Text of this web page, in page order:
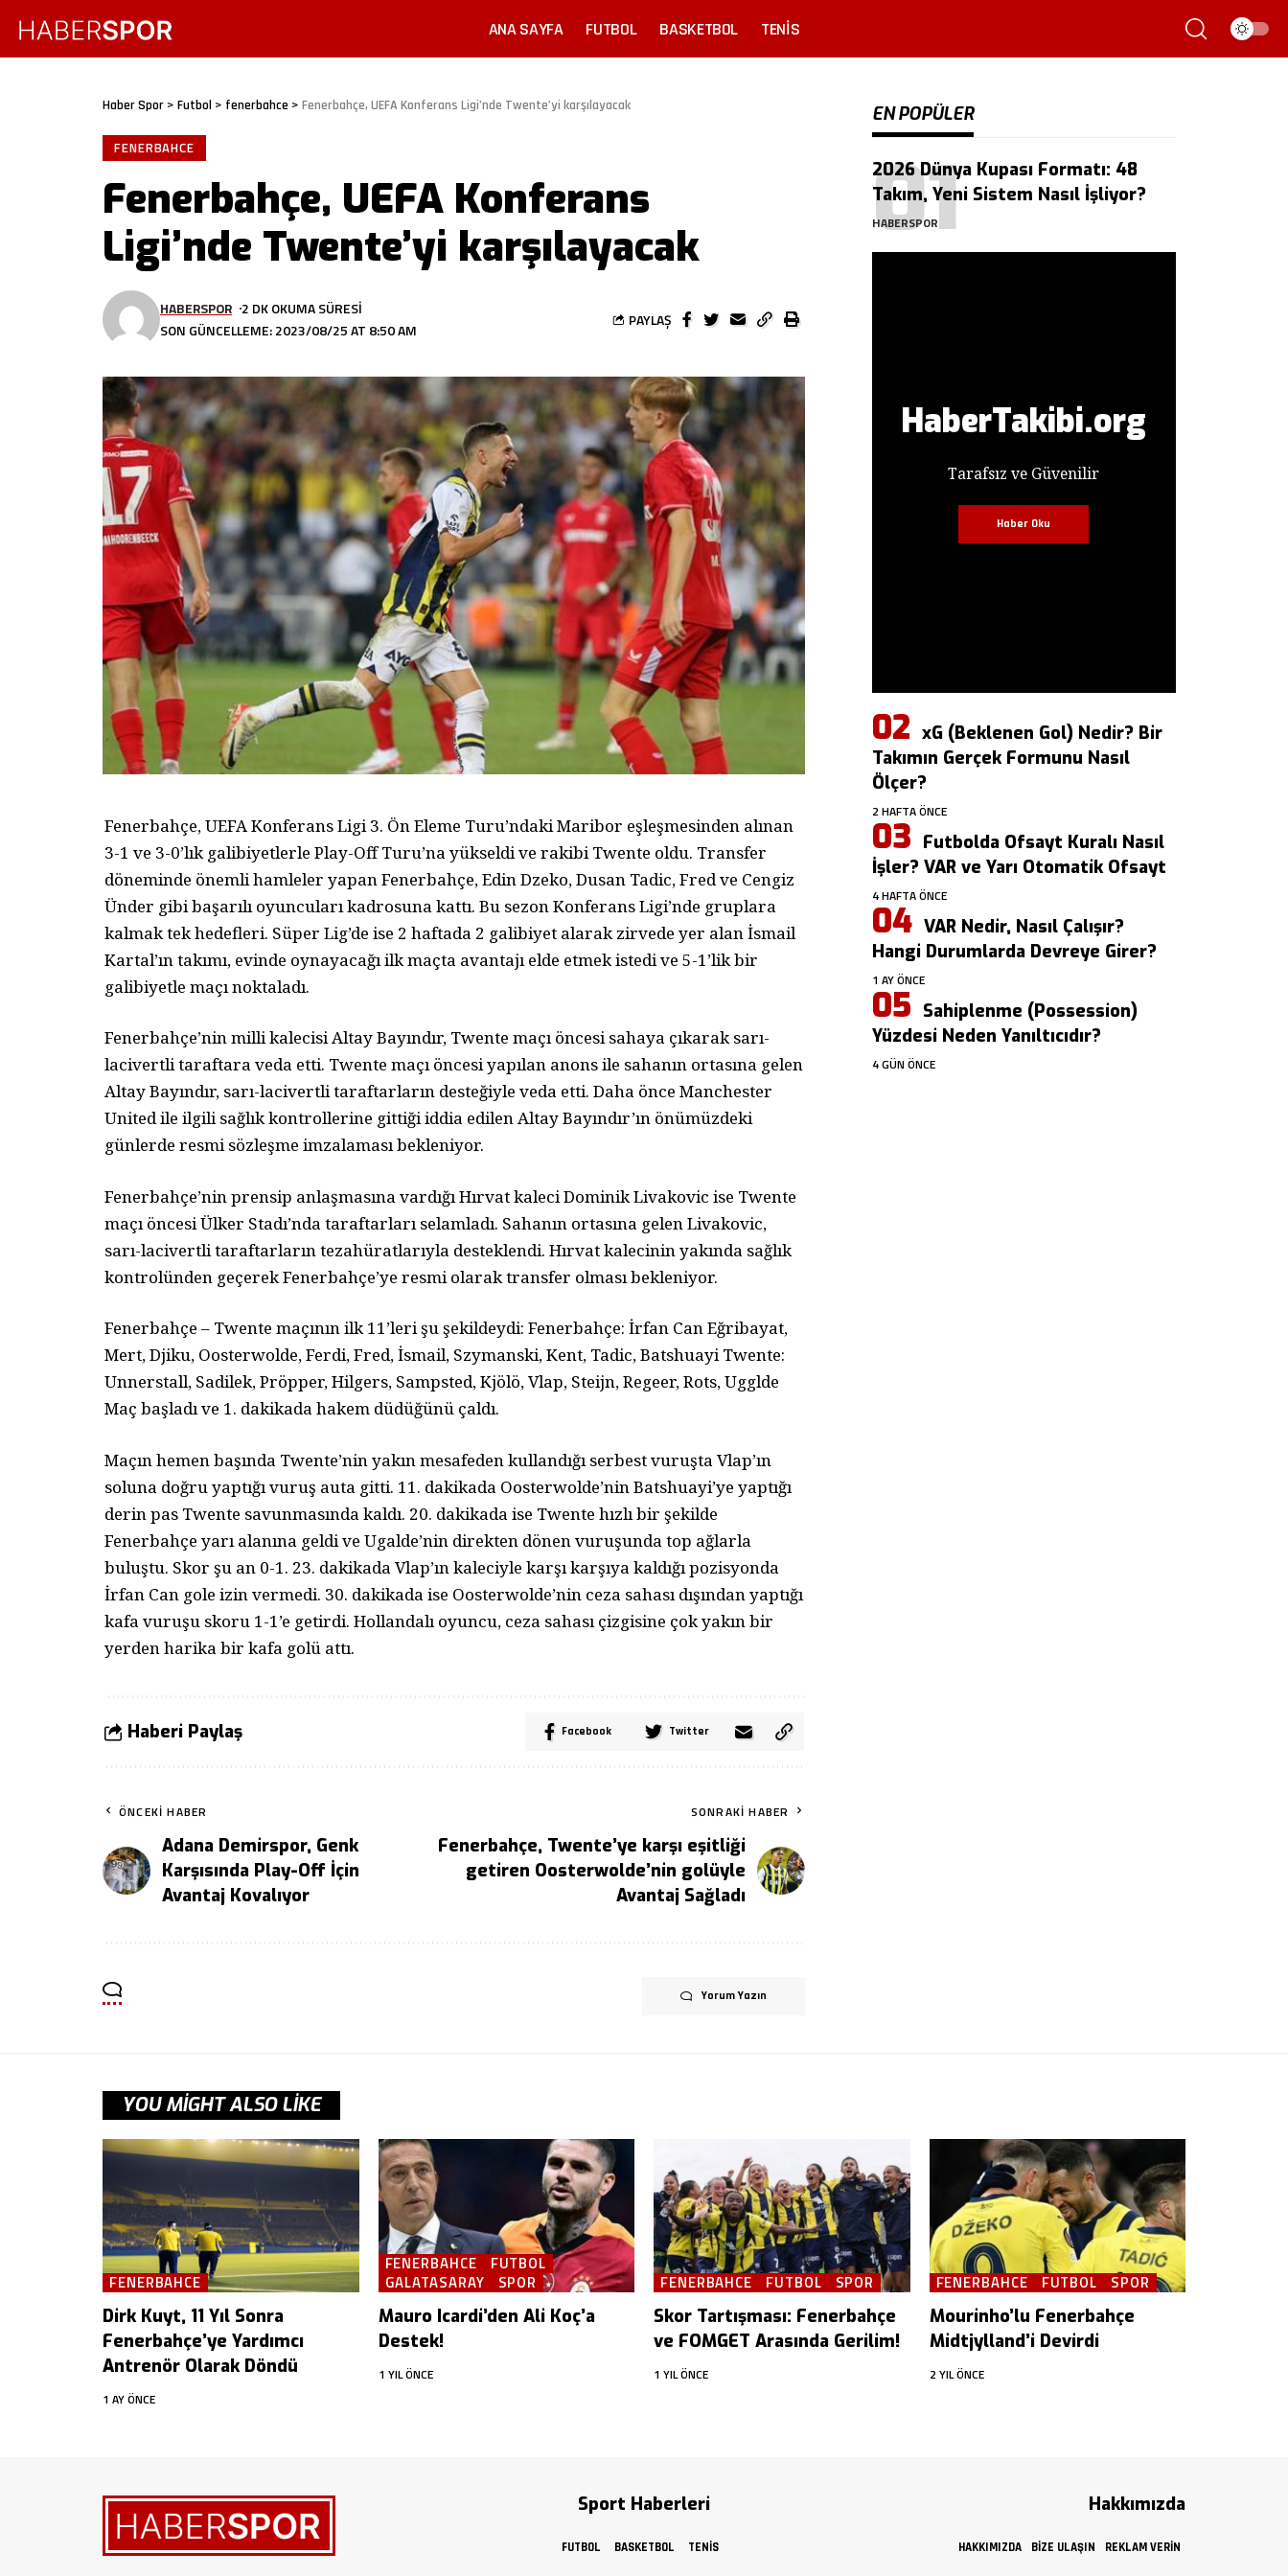
ANA SAYFA FUTBOL BASKETBOL TENIS
Haber Spor > Futbol > fenerbahce > Fenerbahçe, UEFA Konferans Ligi’nde Twente’yi karşılayacak
FENERBAHCE
Fenerbahçe, UEFA Konferans
Ligi’nde Twente’yi karşılayacak
SON GÜNCELLEME: 2023/08/25 AT 8:50 AM
HABERSPOR 2 DK OKUMA SÜRESI
PAYLAŞ
Fenerbahçe, UEFA Konferans Ligi 3. Ön Eleme Turu’ndaki Maribor eşleşmesinden alınan
3-1 ve 3-0’lık galibiyetlerle Play-Off Turu’na yükseldi ve rakibi Twente oldu. Transfer
döneminde önemli hamleler yapan Fenerbahçe, Edin Dzeko, Dusan Tadic, Fred ve Cengiz
Ünder gibi başarılı oyuncuları kadrosuna kattı. Bu sezon Konferans Ligi’nde gruplara
kalmak tek hedefleri. Süper Lig’de ise 2 haftada 2 galibiyet alarak zirvede yer alan İsmail
Kartal’ın takımı, evinde oynayacağı ilk maçta avantajı elde etmek istedi ve 5-1’lik bir
galibiyetle maçı noktaladı.
Fenerbahçe’nin milli kalecisi Altay Bayındır, Twente maçı öncesi sahaya çıkarak sarı-
lacivertli taraftara veda etti. Twente maçı öncesi yapılan anons ile sahanın ortasına gelen
Altay Bayındır, sarı-lacivertli taraftarların desteğiyle veda etti. Daha önce Manchester
United ile ilgili sağlık kontrollerine gittiği iddia edilen Altay Bayındır’ın önümüzdeki
günlerde resmi sözleşme imzalaması bekleniyor.
Fenerbahçe’nin prensip anlaşmasına vardığı Hırvat kaleci Dominik Livakovic ise Twente
maçı öncesi Ülker Stadı’nda taraftarları selamladı. Sahanın ortasına gelen Livakovic,
sarı-lacivertli taraftarların tezahüratlarıyla desteklendi. Hırvat kalecinin yakında sağlık
kontrolünden geçerek Fenerbahçe’ye resmi olarak transfer olması bekleniyor.
Fenerbahçe – Twente maçının ilk 11’leri şu şekildeydi: Fenerbahçe: İrfan Can Eğribayat,
Mert, Djiku, Oosterwolde, Ferdi, Fred, İsmail, Szymanski, Kent, Tadic, Batshuayi Twente:
Unnerstall, Sadilek, Pröpper, Hilgers, Sampsted, Kjölö, Vlap, Steijn, Regeer, Rots, Ugglde
Maç başladı ve 1. dakikada hakem düdüğünü çaldı.
Maçın hemen başında Twente’nin yakın mesafeden kullandığı serbest vuruşta Vlap’ın
soluna doğru yaptığı vuruş auta gitti. 11. dakikada Oosterwolde’nin Batshuayi’ye yaptığı
derin pas Twente savunmasında kaldı. 20. dakikada ise Twente hızlı bir şekilde
Fenerbahçe yarı alanına geldi ve Ugalde’nin direkten dönen vuruşunda top ağlarla
buluştu. Skor şu an 0-1. 23. dakikada Vlap’ın kaleciyle karşı karşıya kaldığı pozisyonda
İrfan Can gole izin vermedi. 30. dakikada ise Oosterwolde’nin ceza sahası dışından yaptığı
kafa vuruşu skoru 1-1’e getirdi. Hollandalı oyuncu, ceza sahası çizgisine çok yakın bir
yerden harika bir kafa golü attı.
Haberi Paylaş Facebook Twitter
ÖNCEKI HABER
Adana Demirspor, Genk
Karşısında Play-Off İçin
Avantaj Kovalıyor
SONRAKI HABER
Fenerbahçe, Twente’ye karşı eşitliği
getiren Oosterwolde’nin golüyle
Avantaj Sağladı
Yorum Yazın
EN POPÜLER
2026 Dünya Kupası Formatı: 48
Takım, Yeni Sistem Nasıl İşliyor?
HABERSPOR
HaberTakibi.org
Tarafsız ve Güvenilir
Haber Oku
xG (Beklenen Gol) Nedir? Bir
Takımın Gerçek Formunu Nasıl
Ölçer?
2 HAFTA ÖNCE
Futbolda Ofsayt Kuralı Nasıl
İşler? VAR ve Yarı Otomatik Ofsayt
4 HAFTA ÖNCE
VAR Nedir, Nasıl Çalışır?
Hangi Durumlarda Devreye Girer?
1 AY ÖNCE
Sahiplenme (Possession)
Yüzdesi Neden Yanıltıcıdır?
4 GÜN ÖNCE
YOU MIGHT ALSO LIKE
FENERBAHCE
Dirk Kuyt, 11 Yıl Sonra
Fenerbahçe’ye Yardımcı
Antrenör Olarak Döndü
1 AY ÖNCE
FENERBAHCE
FUTBOL
GALATASARAY
SPOR
Mauro Icardi’den Ali Koç’a
Destek!
1 YIL ÖNCE
FENERBAHCE FUTBOL SPOR
Skor Tartışması: Fenerbahçe
ve FOMGET Arasında Gerilim!
1 YIL ÖNCE
FENERBAHCE FUTBOL SPOR
Mourinho’lu Fenerbahçe
Midtjylland’i Devirdi
2 YIL ÖNCE
Sport Haberleri
FUTBOL BASKETBOL TENIS
Hakkımızda
HAKKIMIZDA BIZE ULAŞIN REKLAM VERIN